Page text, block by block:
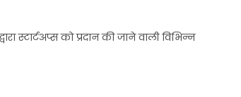
स्टार्टअप्स को प्रदान की जाने वाली विभिन्न